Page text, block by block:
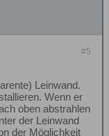
#5
Leinwand.
Wenn er
oben abstrahlen
der Leinwand
der Möglichkeit